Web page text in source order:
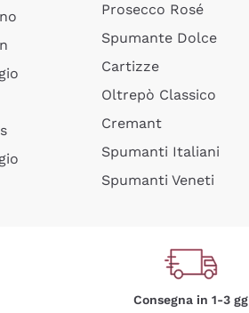
Prosecco Rosé
Spumante Dolce
Cartizze
Oltrepò Classico
Cremant
Spumanti Italiani
Spumanti Veneti
Consegna in 1-3 gg